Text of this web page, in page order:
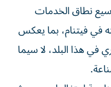
نطاق الخدمات
فيتنام، بما يعكس
في هذا البلد، لا سيما